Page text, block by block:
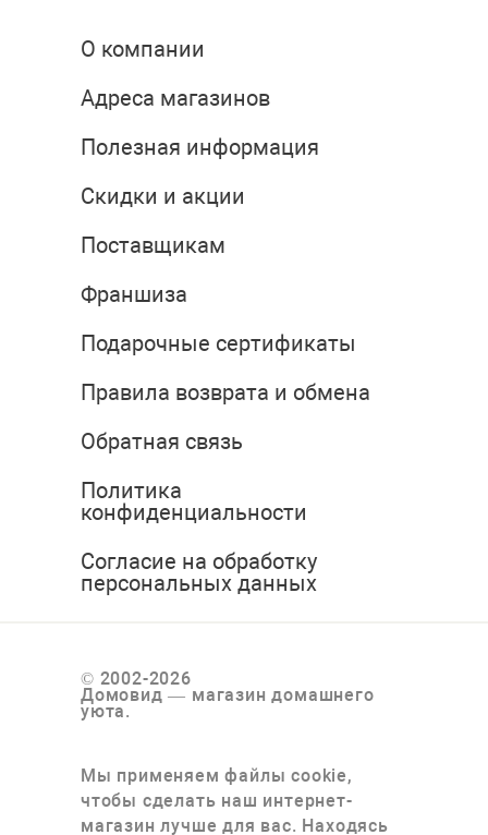
О компании
Адреса магазинов
Полезная информация
Скидки и акции
Поставщикам
Франшиза
Подарочные сертификаты
Правила возврата и обмена
Обратная связь
Политика
конфиденциальности
Согласие на обработку
персональных данных
© 2002-2026
Домовид — магазин домашнего
уюта.
Мы применяем файлы cookie,
чтобы сделать наш интернет-
магазин лучше для вас. Находясь